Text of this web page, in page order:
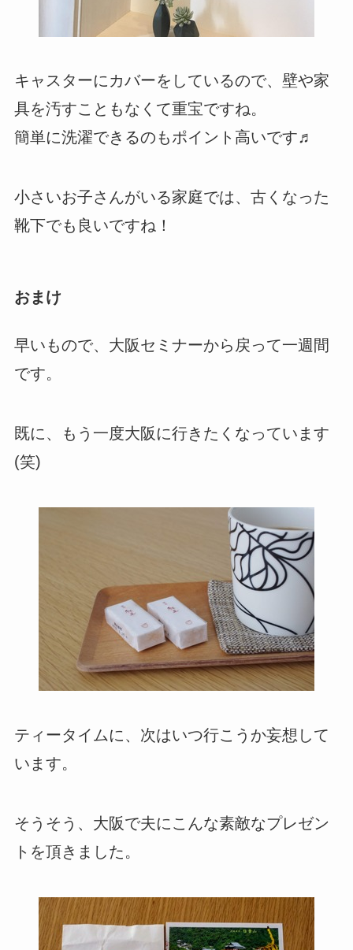
キャスターにカバーをしているので、壁や家
具を汚すこともなくて重宝ですね。
簡単に洗濯できるのもポイント高いです♬
小さいお子さんがいる家庭では、古くなった
靴下でも良いですね！
おまけ
早いもので、大阪セミナーから戻って一週間
です。
既に、もう一度大阪に行きたくなっています
(笑)
ティータイムに、次はいつ行こうか妄想して
います。
そうそう、大阪で夫にこんな素敵なプレゼン
トを頂きました。